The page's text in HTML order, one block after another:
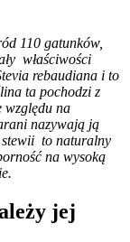
110 gatunków,
właś­ci­wości
rebau­di­ana i to
ta pochodzi z
względu na
nazy­wają ją
stewii to nat­u­ralny
na wysoką
jej